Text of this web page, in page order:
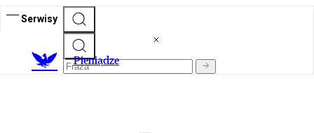
Serwisy
Pieniądze